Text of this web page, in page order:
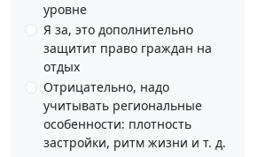
уровне
Я за, это дополнительно
защитит право граждан на
отдых
Отрицательно, надо
учитывать региональные
особенности: плотность
застройки, ритм жизни и т. д.